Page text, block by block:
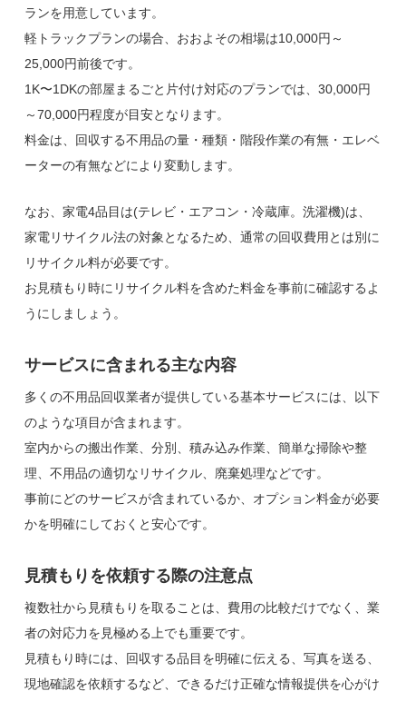
ランを用意しています。
軽トラックプランの場合、おおよその相場は10,000円～
25,000円前後です。
1K〜1DKの部屋まるごと片付け対応のプランでは、30,000円
～70,000円程度が目安となります。
料金は、回収する不用品の量・種類・階段作業の有無・エレベ
ーターの有無などにより変動します。
なお、家電4品目は(テレビ・エアコン・冷蔵庫。洗濯機)は、
家電リサイクル法の対象となるため、通常の回収費用とは別に
リサイクル料が必要です。
お見積もり時にリサイクル料を含めた料金を事前に確認するよ
うにしましょう。
サービスに含まれる主な内容
多くの不用品回収業者が提供している基本サービスには、以下
のような項目が含まれます。
室内からの搬出作業、分別、積み込み作業、簡単な掃除や整
理、不用品の適切なリサイクル、廃棄処理などです。
事前にどのサービスが含まれているか、オプション料金が必要
かを明確にしておくと安心です。
見積もりを依頼する際の注意点
複数社から見積もりを取ることは、費用の比較だけでなく、業
者の対応力を見極める上でも重要です。
見積もり時には、回収する品目を明確に伝える、写真を送る、
現地確認を依頼するなど、できるだけ正確な情報提供を心がけ